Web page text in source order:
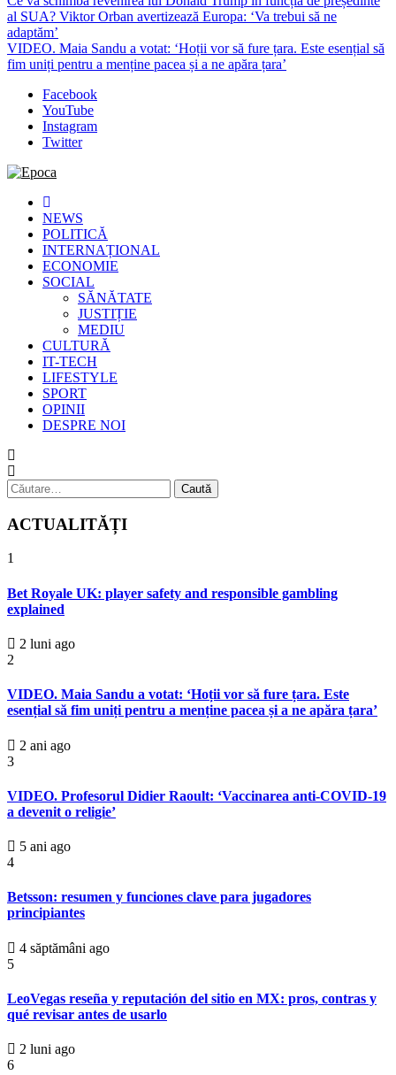
al SUA? Viktor Orban avertizează Europa: ‘Va trebui să ne
adaptăm’
VIDEO. Maia Sandu a votat: ‘Hoții vor să fure țara. Este esențial să
fim uniți pentru a menține pacea și a ne apăra țara’
Facebook
YouTube
Instagram
Twitter
Epoca
Cele mai noi știri online din România
NEWS
POLITICĂ
INTERNAȚIONAL
ECONOMIE
SOCIAL
SĂNĂTATE
JUSTIȚIE
MEDIU
CULTURĂ
IT-TECH
LIFESTYLE
SPORT
OPINII
DESPRE NOI
Caută
după:
ACTUALITĂȚI
1
Bet Royale UK: player safety and responsible gambling
explained
2 luni ago
2
VIDEO. Maia Sandu a votat: ‘Hoții vor să fure țara. Este
esențial să fim uniți pentru a menține pacea și a ne apăra țara’
2 ani ago
3
VIDEO. Profesorul Didier Raoult: ‘Vaccinarea anti-COVID-19
a devenit o religie’
5 ani ago
4
Betsson: resumen y funciones clave para jugadores
principiantes
4 săptămâni ago
5
LeoVegas reseña y reputación del sitio en MX: pros, contras y
qué revisar antes de usarlo
2 luni ago
6